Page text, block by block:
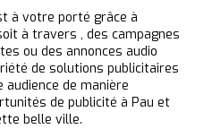
à votre porté grâce à
à travers , des campagnes
ou des annonces audio
de solutions publicitaires
de manière
de publicité à Pau et
belle ville.